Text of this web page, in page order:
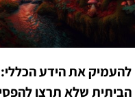
להעמיק את הידע הכללי:
הביתית שלא תרצו